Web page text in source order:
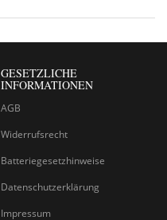
GESETZLICHE
INFORMATIONEN
AGB
Widerrufsrecht
Batteriegesetzhinweise
Datenschutzerklärung
Impressum